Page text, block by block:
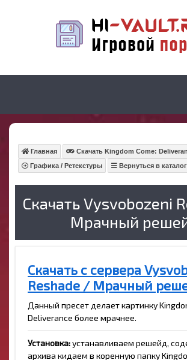
Главная
Скачать Kingdom Come:
Графика / Ретекстуры
Вернуться в
Скачать Vysvobozeni
Мрачный
Скачать с сервера
Reshade / Мрачный
Данный пресет делает картинку
Deliverance более мрачнее.
Установка:устанавливаем решейд,
архива кидаем в коренную папку